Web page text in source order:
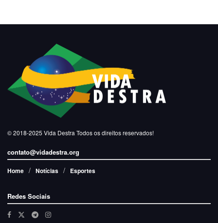
© 2018-2025 Vida Destra Todos os direitos reservados!
contato@vidadestra.org
Home Notícias Esportes
Redes Sociais